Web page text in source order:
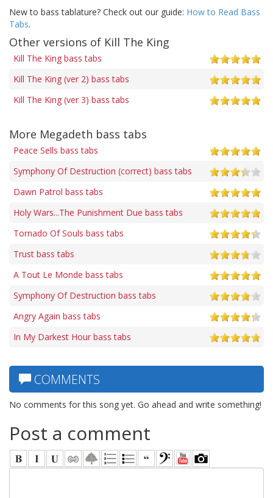
New to bass tablature? Check out our guide: How to Read Bass
Tabs.
Other versions of Kill The King
Kill The King bass tabs
Kill The King (ver 2) bass tabs
Kill The King (ver 3) bass tabs
More Megadeth bass tabs
Peace Sells bass tabs
Symphony Of Destruction (correct) bass tabs
Dawn Patrol bass tabs
Holy Wars...The Punishment Due bass tabs
Tornado Of Souls bass tabs
Trust bass tabs
A Tout Le Monde bass tabs
Symphony Of Destruction bass tabs
Angry Again bass tabs
In My Darkest Hour bass tabs
COMMENTS
No comments for this song yet. Go ahead and write something!
Post a comment